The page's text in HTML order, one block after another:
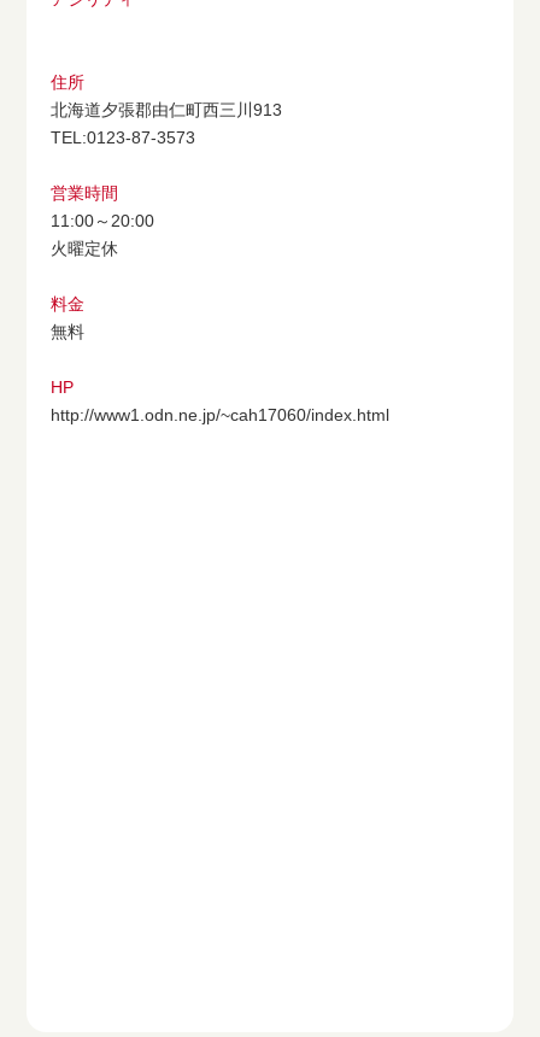
住所
北海道夕張郡由仁町西三川913
TEL:0123-87-3573
営業時間
11:00～20:00
火曜定休
料金
無料
HP
http://www1.odn.ne.jp/~cah17060/index.html